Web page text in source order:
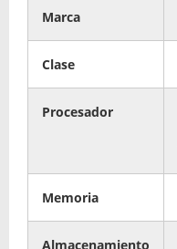
Marca
Clase
Procesador
Memoria
Almacenamiento